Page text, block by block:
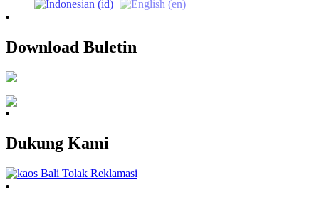
Download Buletin
Dukung Kami